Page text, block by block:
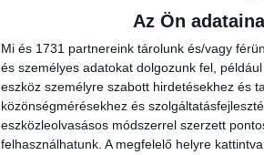
Az Ön
Mi és 1731 partnereink tárolunk és/vagy
és személyes adatokat dolgozunk fel,
eszköz személyre szabott hirdetésekhez és
közönségmérésekhez és
eszközleolvasásos módszerrel szerzett
felhasználhatunk. A megfelelő helyre